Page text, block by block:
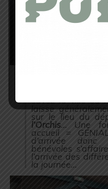
savez la ville où
laisse
sur le lieu du
l’Orchis… Une
accueil =
d’arrivée
bénévoles
l’arrivée des
la journée…